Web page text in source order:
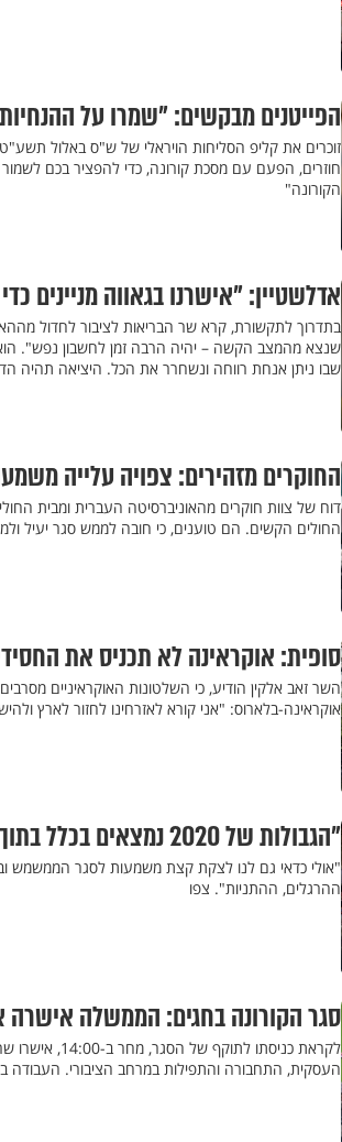
הפייטנים מבקשים: "שמרו על
חוזרים, הפעם עם מסכת קורונה, כדי להפציר בכם
הקורונה"
אדלשטיין: "אישרנו בגאווה
בתדרוך לתקשורת, קרא שר הבריאות לציבור לחדול
שנצא מהמצב הקשה – יהיה הרבה זמן לחשבון נפש". הוא
שבו ניתן אנחת רווחה ונשחרר את הכל. היציאה תהיה
החוקרים מזהירים: צפויה עלייה
דוח של צוות חוקרים מהאוניברסיטה העברית ומבית
החולים הקשים. הם טוענים, כי חובה לממש סגר יעיל
סופית: אוקראינה לא תכניס את
השר זאב אלקין הודיע, כי השלטונות האוקראיניים
אוקראינה-בלארוס: "אני קורא לאזרחינו לחזור לארץ
"הגבולות של 2020 נמצאים בכלל בתוך הראש", דנה ורון על הסגר בחגים
"אולי כדאי גם לנו לצקת קצת משמעות לסגר הממשמש
ההרגלים, ההתניות". צפו
סגר הקורונה בחגים: הממשלה
לקראת כניסתו
העסקית, התחבורה והתפילות במרחב הציבורי. העבודה